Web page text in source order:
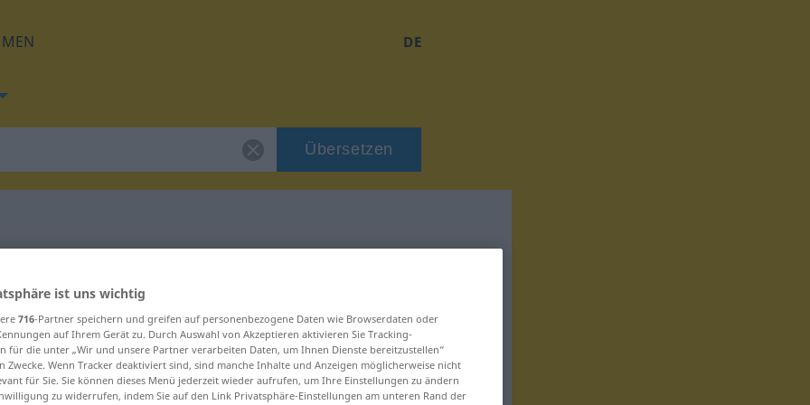
DE
Übersetzen
für "rumor"
ist uns wichtig
716-Partner speichern und greifen auf personenbezogene Daten wie Browserdaten oder
auf Ihrem Gerät zu. Durch Auswahl von Akzeptieren aktivieren Sie Tracking-
für die unter „Wir und unsere Partner verarbeiten Daten, um Ihnen Dienste bereitzustellen“
Zwecke. Wenn Tracker deaktiviert sind, sind manche Inhalte und Anzeigen möglicherweise nicht
für Sie. Sie können dieses Menü jederzeit wieder aufrufen, um Ihre Einstellungen zu ändern
zu widerrufen, indem Sie auf den Link Privatsphäre-Einstellungen am unteren Rand der